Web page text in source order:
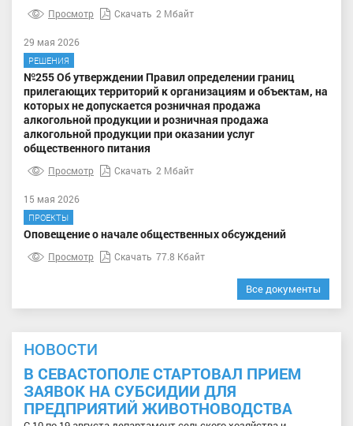
Просмотр Скачать 2 Мбайт
29 мая 2026
РЕШЕНИЯ
№255 Об утверждении Правил определении границ
прилегающих территорий к организациям и объектам, на
которых не допускается розничная продажа
алкогольной продукции и розничная продажа
алкогольной продукции при оказании услуг
общественного питания
Просмотр Скачать 2 Мбайт
15 мая 2026
ПРОЕКТЫ
Оповещение о начале общественных обсуждений
Просмотр Скачать 77.8 Кбайт
Все документы
НОВОСТИ
В СЕВАСТОПОЛЕ СТАРТОВАЛ ПРИЕМ
ЗАЯВОК НА СУБСИДИИ ДЛЯ
ПРЕДПРИЯТИЙ ЖИВОТНОВОДСТВА